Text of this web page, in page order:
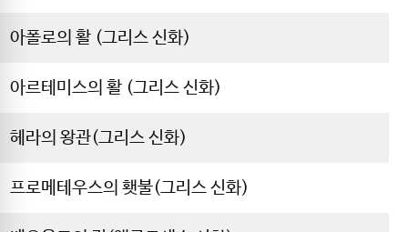
아폴로의 활 (그리스 신화)
아르테미스의 활 (그리스 신화)
헤라의 왕관(그리스 신화)
프로메테우스의 횃불(그리스 신화)